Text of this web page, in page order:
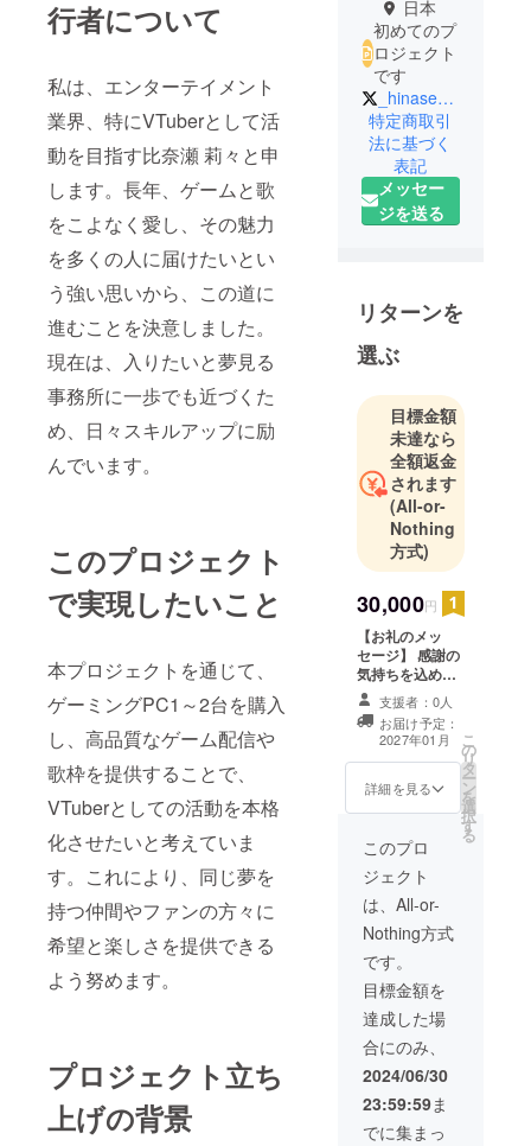
行者について
私は、エンターテイメント
業界、特にVTuberとして活
動を目指す比奈瀬 莉々と申
します。長年、ゲームと歌
をこよなく愛し、その魅力
を多くの人に届けたいとい
う強い思いから、この道に
進むことを決意しました。
現在は、入りたいと夢見る
事務所に一歩でも近づくた
め、日々スキルアップに励
んでいます。
このプロジェクト
で実現したいこと
本プロジェクトを通じて、
ゲーミングPC1～2台を購入
し、高品質なゲーム配信や
歌枠を提供することで、
VTuberとしての活動を本格
化させたいと考えていま
す。これにより、同じ夢を
持つ仲間やファンの方々に
希望と楽しさを提供できる
よう努めます。
プロジェクト立ち
上げの背景
日本
初めてのプ
ロジェクト
です
_hinasechan_
特定商取引
法に基づく
表記
メッセー
ジを送る
リターンを
選ぶ
目標金額
未達なら
全額返金
されます
(All-or-
Nothing
方式)
30,000円
【お礼のメッ
セージ】 感謝の
気持ちを込め
て、お礼のメッ
セージをお送り
します。
支援者：0人
お届け予定：
2027年01月
詳細を見る
こ
の
リ
タ
ー
ン
を
選
択
す
る
このプロ
ジェクト
は、All-or-
Nothing方式
です。
目標金額を
達成した場
合にのみ、
2024/06/30
23:59:59ま
でに集まっ